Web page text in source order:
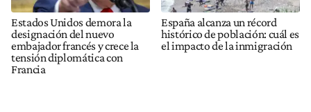
Estados Unidos demora la
designación del nuevo
embajador francés y crece la
tensión diplomática con
Francia
España alcanza un récord
histórico de población: cuál es
el impacto de la inmigración